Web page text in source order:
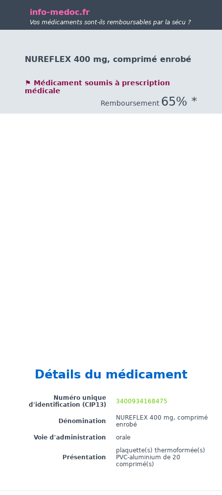
info-medoc.fr
Vos médicaments sont-ils remboursables par la sécu ?
NUREFLEX 400 mg, comprimé enrobé
⚑ Médicament soumis à prescription
médicale
Remboursement 65% *
Détails du médicament
Numéro unique
d'identification (CIP13)
3400934168475
Dénomination
NUREFLEX 400 mg, comprimé
enrobé
Voie d'administration
orale
Présentation
plaquette(s) thermoformée(s)
PVC-aluminium de 20
comprimé(s)